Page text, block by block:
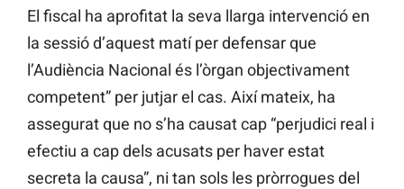
El fiscal ha aprofitat la seva llarga intervenció en
la sessió d’aquest matí per defensar que
l’Audiència Nacional és l’òrgan objectivament
competent” per jutjar el cas. Així mateix, ha
assegurat que no s’ha causat cap “perjudici real i
efectiu a cap dels acusats per haver estat
secreta la causa”, ni tan sols les pròrrogues del